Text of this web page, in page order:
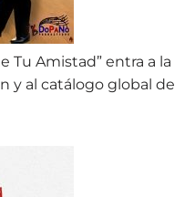
Tu Amistad” entra a la
y al catálogo global de